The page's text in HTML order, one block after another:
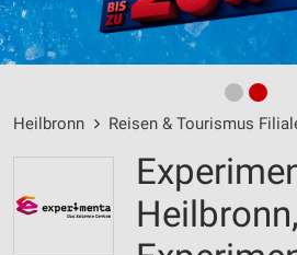
Heilbronn Reisen & Tourismus
Heilbronn,